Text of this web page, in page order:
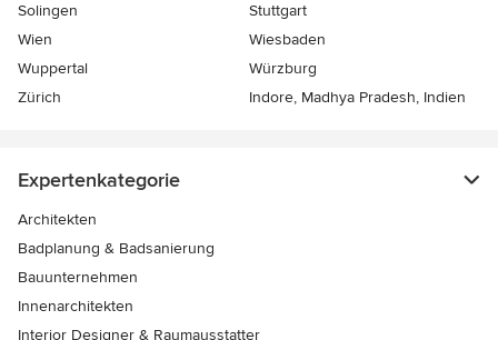
Solingen
Stuttgart
Wien
Wiesbaden
Wuppertal
Würzburg
Zürich
Indore, Madhya Pradesh, Indien
Expertenkategorie
Architekten
Badplanung & Badsanierung
Bauunternehmen
Innenarchitekten
Interior Designer & Raumausstatter